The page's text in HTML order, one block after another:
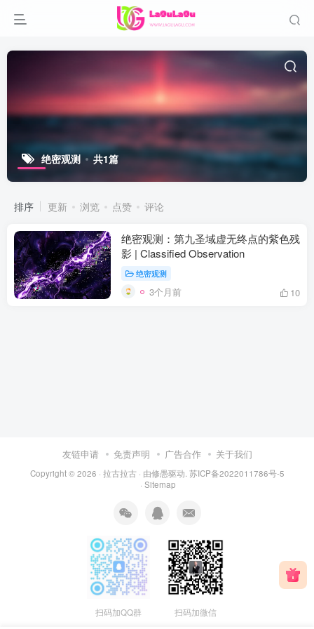
绝密观测 共1篇
排序 更新 浏览 点赞 评论
绝密观测：第九圣域虚无终点的紫色残
影 | Classified Observation
绝密观测
3个月前 10
友链申请 免责声明 广告合作 关于我们
Copyright © 2026 · 拉古拉古 · 由修愚驱动. 苏ICP备2022011786号-5
· Sitemap
扫码加QQ群 扫码加微信